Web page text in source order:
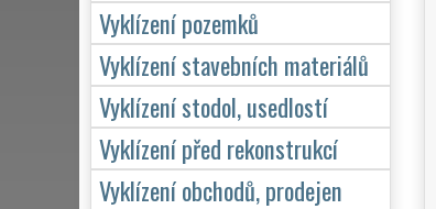
Vyklízení pozemků
Vyklízení stavebních materiálů
Vyklízení stodol, usedlostí
Vyklízení před rekonstrukcí
Vyklízení obchodů, prodejen